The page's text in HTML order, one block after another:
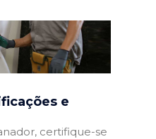
e
certifique-se